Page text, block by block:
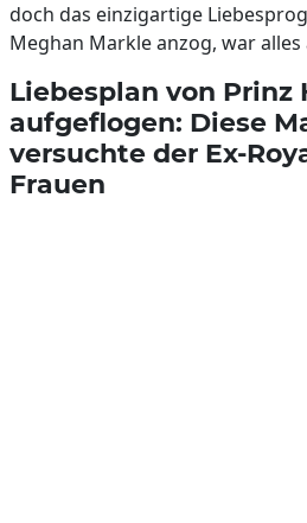
doch das einzigartige
Meghan Markle anzog, war alles
Liebesplan von Prinz
aufgeflogen: Diese
versuchte der Ex-
Frauen